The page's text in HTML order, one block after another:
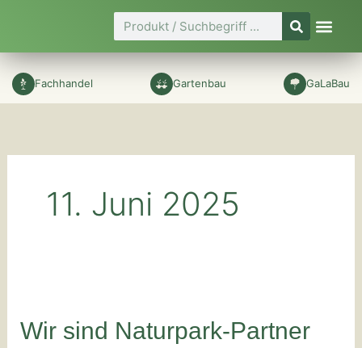
springen
Suche
Fachhandel Gartenbau GaLaBau
11. Juni 2025
Wir sind Naturpark-Partner
Naturpark-